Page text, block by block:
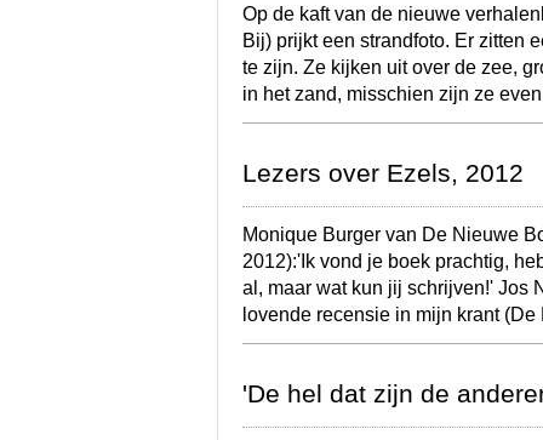
Op de kaft van de nieuwe
Bij) prijkt een strandfoto. Er zitten
te zijn. Ze kijken uit over de zee,
in het zand, misschien zijn ze
Lezers over Ezels, 2012
Monique Burger van De Nieuwe
2012):'Ik vond je boek prachtig,
al, maar wat kun jij schrijven!' Jos
lovende recensie in mijn krant
'De hel dat zijn de